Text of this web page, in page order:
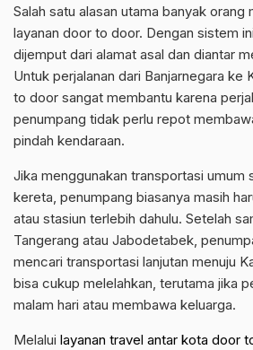
Salah satu alasan utama banyak orang
layanan door to door. Dengan sistem
dijemput dari alamat asal dan diantar
Untuk perjalanan dari Banjarnegara ke
to door sangat membantu karena
penumpang tidak perlu repot
pindah kendaraan.
Jika menggunakan transportasi umum
kereta, penumpang biasanya masih
atau stasiun terlebih dahulu. Setelah
Tangerang atau Jabodetabek,
mencari transportasi lanjutan menuju
bisa cukup melelahkan, terutama jika
malam hari atau membawa keluarga.
Melalui layanan travel antar kota door